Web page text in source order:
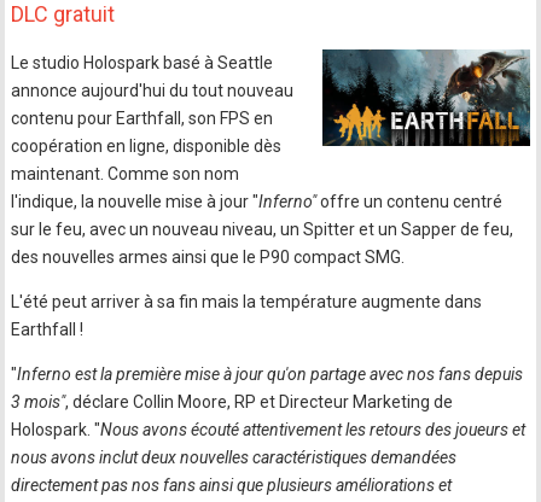
DLC gratuit
Le studio Holospark basé à Seattle
annonce aujourd'hui du tout nouveau
contenu pour Earthfall, son FPS en
coopération en ligne, disponible dès
maintenant. Comme son nom
l'indique, la nouvelle mise à jour "Inferno"offre un contenu centré
sur le feu, avec un nouveau niveau, un Spitter et un Sapper de feu,
des nouvelles armes ainsi que le P90 compact SMG.
L'été peut arriver à sa fin mais la température augmente dans
Earthfall !
"Inferno est la première mise à jour qu'on partage avec nos fans depuis
3 mois", déclare Collin Moore, RP et Directeur Marketing de
Holospark. "Nous avons écouté attentivement les retours des joueurs et
nous avons inclut deux nouvelles caractéristiques demandées
directement pas nos fans ainsi que plusieurs améliorations et